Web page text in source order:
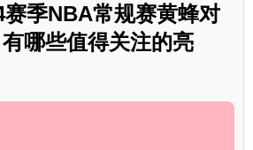
季NBA常规赛黄蜂对
哪些值得关注的亮